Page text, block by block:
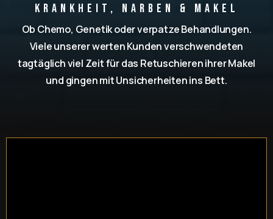
Krankheit, Narben & Makel
Ob Chemo, Genetik oder verpatze Behandlungen.
Viele unserer werten Kunden verschwendeten
tagtäglich viel Zeit für das Retuschieren ihrer Makel
und gingen mit Unsicherheiten ins Bett.